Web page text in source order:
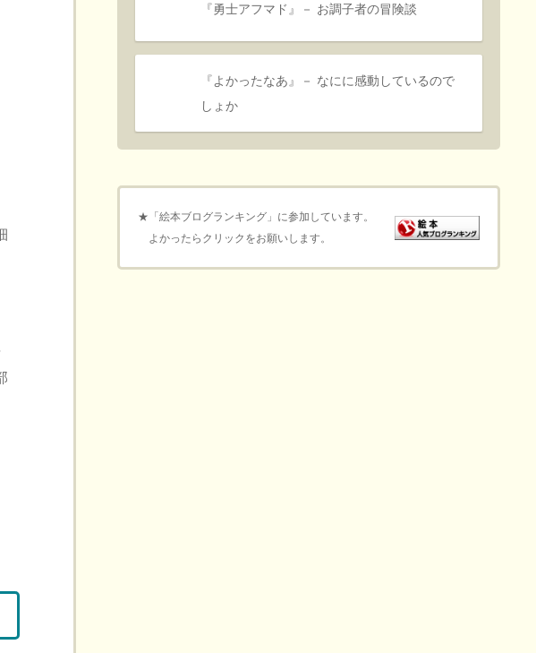
『勇士アフマド』－ お調子者の冒険談
『よかったなあ』－ なにに感動しているので
しょか
★「絵本ブログランキング」に参加しています。
よかったらクリックをお願いします。